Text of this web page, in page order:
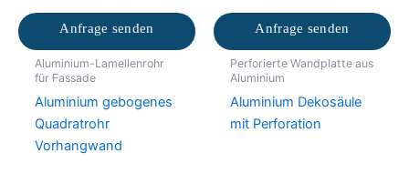
Anfrage senden
Aluminium-Lamellenrohr
für Fassade
Aluminium gebogenes
Quadratrohr
Vorhangwand
Anfrage senden
Perforierte Wandplatte aus
Aluminium
Aluminium Dekosäule
mit Perforation